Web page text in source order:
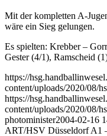
Mit der kompletten A-
wäre ein Sieg gelungen.
Es spielten: Krebber –
Gester (4/1), Ramscheid
https://
content/uploads/2020/08/
https://
content/uploads/2020/08/
photominister2004-02-16
ART/HSV Düsseldorf A1